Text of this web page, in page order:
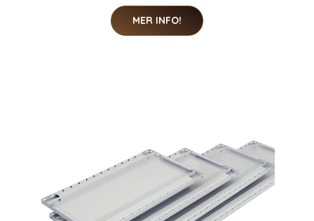
MER INFO!